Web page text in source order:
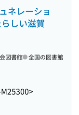
ネレーショ
しい滋賀
図書館 全国の図書館